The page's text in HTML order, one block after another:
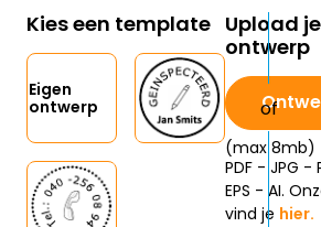
Kies een template
Eigen
ontwerp
Upload
ontwerp
(max 8mb)
PDF - JPG -
EPS - AI.
vind je hier.